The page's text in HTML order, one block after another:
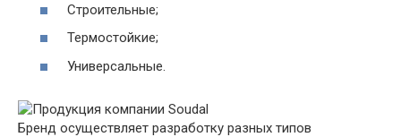
Строительные;
Термостойкие;
Универсальные.
Бренд осуществляет разработку разных типов